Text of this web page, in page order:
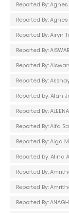
Reported By:
Reported By:
Reported By: Airyn
Reported By:
Reported By:
Reported By:
Reported by: Alan
Reported By:
Reported By: Alfa
Reported By: Alga
Reported by: Alina
Reported By:
Reported By:
Reported By: